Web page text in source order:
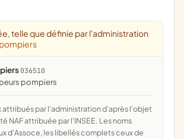
telle que définie par l'administration
036510
pompiers
NAF attribuée par l'INSEE. Les noms
d'Assoce, les libellés complets ceux de